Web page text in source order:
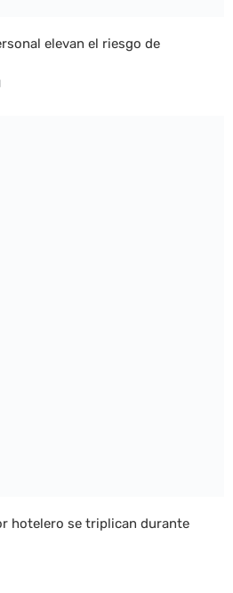
elevan el riesgo de
hotelero se triplican durante